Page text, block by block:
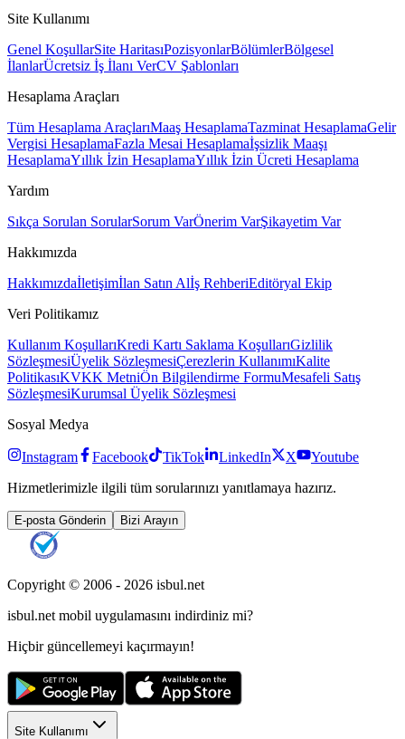
Site Kullanımı
Genel KoşullarSite HaritasıPozisyonlarBölümlerBölgesel
İlanlarÜcretsiz İş İlanı VerCV Şablonları
Hesaplama Araçları
Tüm Hesaplama AraçlarıMaaş HesaplamaTazminat HesaplamaGelir
Vergisi HesaplamaFazla Mesai Hesaplamaİşsizlik Maaşı
HesaplamaYıllık İzin HesaplamaYıllık İzin Ücreti Hesaplama
Yardım
Sıkça Sorulan SorularSorum VarÖnerim VarŞikayetim Var
Hakkımızda
Hakkımızdaİletişimİlan Satın Alİş RehberiEditöryal Ekip
Veri Politikamız
Kullanım KoşullarıKredi Kartı Saklama KoşullarıGizlilik
SözleşmesiÜyelik SözleşmesiÇerezlerin KullanımıKalite
PolitikasıKVKK MetniÖn Bilgilendirme FormuMesafeli Satış
SözleşmesiKurumsal Üyelik Sözleşmesi
Sosyal Medya
Instagram Facebook TikTok LinkedIn X
Youtube
Hizmetlerimizle ilgili tüm sorularınızı yanıtlamaya hazırız.
E-posta Gönderin Bizi Arayın
Copyright © 2006 - 2026 isbul.net
isbul.net mobil uygulamasını indirdiniz mi?
Hiçbir güncellemeyi kaçırmayın!
Site Kullanımı